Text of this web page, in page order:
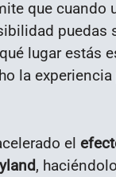
que cuando
puedas
lugar estás
la
el
,